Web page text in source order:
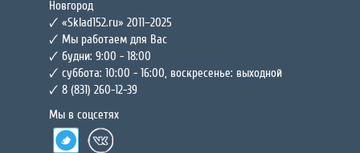
Новгород
🗸 «Sklad152.ru» 2011–2025
🗸 Мы работаем для Вас
🗸 будни: 9:00 - 18:00
🗸 суббота: 10:00 - 16:00, воскресенье: выходной
🗸 8 (831) 260-12-39
Мы в соцсетях